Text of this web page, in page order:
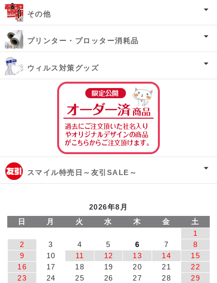
その他
プリンター・プロッター消耗品
ウィルス対策グッズ
スマイル特売日～友引SALE～
2026年8月
日
月 火 水 木 金
土
1
2
3 4 5 6 7
8
9
10 11 12 13 14
15
16
17 18 19 20 21
22
23
24 25 26 27 28
29